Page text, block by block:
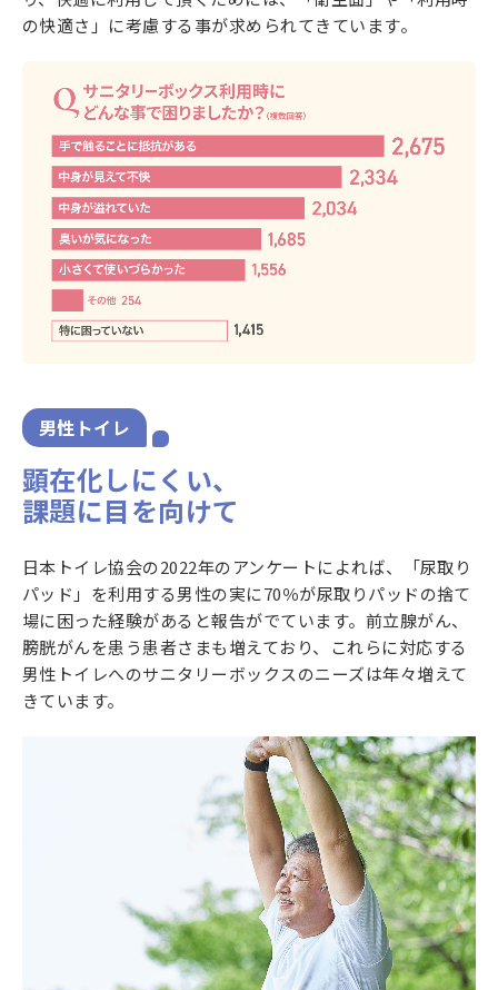
の快適さ」に考慮する事が求められてきています。
男性トイレ
顕在化しにくい、
課題に目を向けて
日本トイレ協会の2022年のアンケートによれば、「尿取り
パッド」を利用する男性の実に70％が尿取りパッドの捨て
場に困った経験があると報告がでています。前立腺がん、
膀胱がんを患う患者さまも増えており、これらに対応する
男性トイレへのサニタリーボックスのニーズは年々増えて
きています。